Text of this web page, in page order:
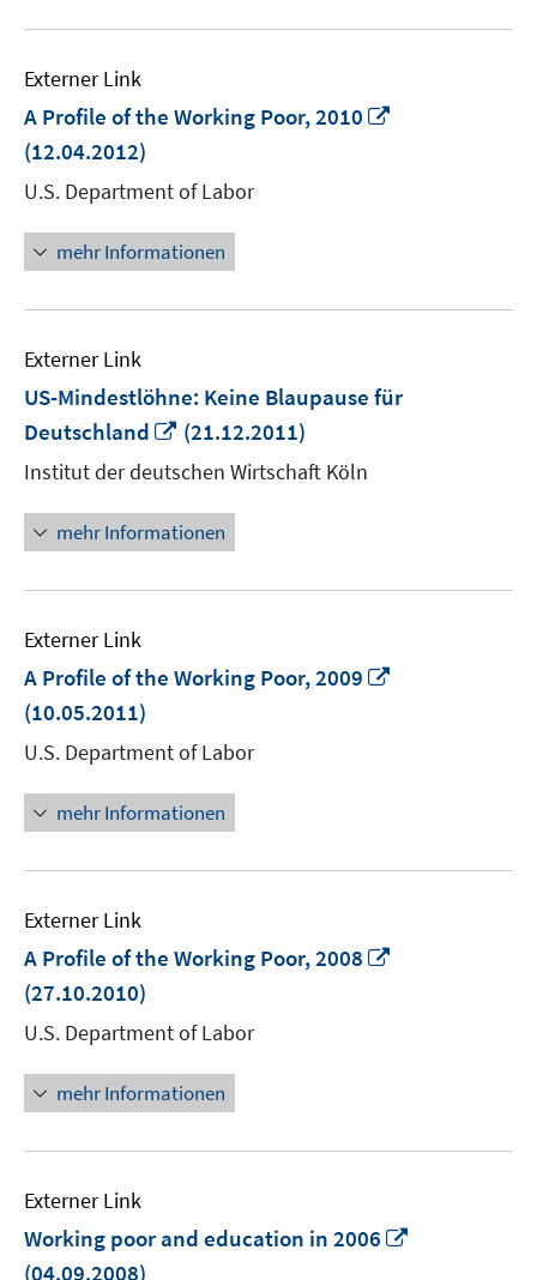
Externer Link
A Profile of the Working Poor, 2010
(12.04.2012)
U.S. Department of Labor
mehr Informationen
Externer Link
US-Mindestlöhne: Keine Blaupause für
Deutschland
In
neuem
Fenster
öffnen
(21.12.2011)
Institut der deutschen Wirtschaft Köln
mehr Informationen
Externer Link
A Profile of the Working Poor, 2009
(10.05.2011)
U.S. Department of Labor
mehr Informationen
Externer Link
A Profile of the Working Poor, 2008
(27.10.2010)
U.S. Department of Labor
mehr Informationen
Externer Link
Working poor and education in 2006
(04.09.2008)